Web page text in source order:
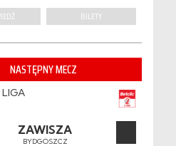
BILETY
NASTĘPNY MECZ
LIGA
ZAWISZA
BYDGOSZCZ